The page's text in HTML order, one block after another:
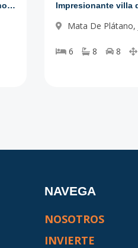
Asombrosa villa con amplio terreno en Jarabacoa
Mata De Plátano,
6 8 8
NAVEGA
NOSOTROS
INVIERTE